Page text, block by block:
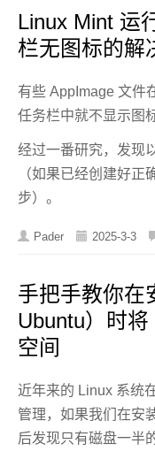
Linux Mint 运
栏无图标的解
有些 AppImage 文件
任务栏中就不显示图
经过一番研究，发现
（如果已经创建好正
步）。
Pader 2025-3-3
手把手教你在
Ubuntu）时
空间
近年来的 Linux 系统
管理，如果我们在安
后发现只有磁盘一半